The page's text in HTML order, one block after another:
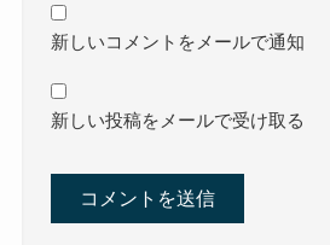
新しいコメントをメールで通知
新しい投稿をメールで受け取る